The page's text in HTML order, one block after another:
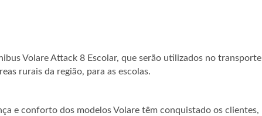
Volare Attack 8 Escolar, que serão utilizados no transporte
rurais da região, para as escolas.
e conforto dos modelos Volare têm conquistado os clientes,